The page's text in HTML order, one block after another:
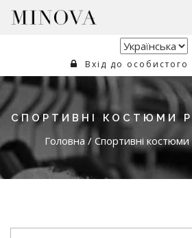
Вхід до особистого
СПОРТИВНІ КОСТЮМИ
Головна / Спортивні